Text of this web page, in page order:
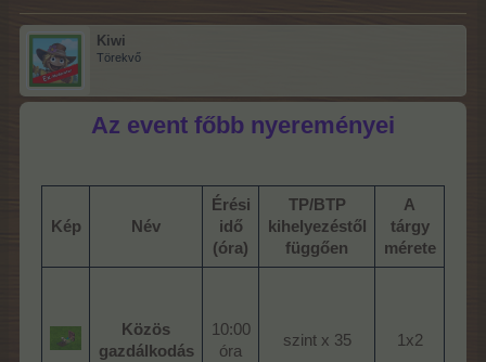
Kiwi
Törekvő
Az event főbb nyereményei
Kép Név
Érési
idő
(óra)
TP/BTP
kihelyezéstől
függően
A
tárgy
mérete
Közös
gazdálkodás
10:00
óra​
szint x 35​ 1x2​